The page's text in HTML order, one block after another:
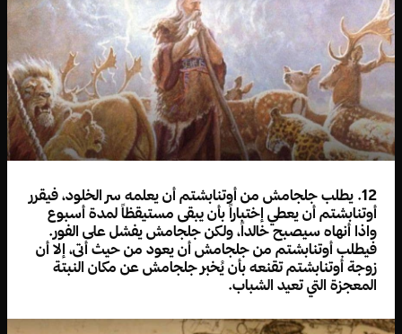
12. يطلب جلجامش من أوتنابشتم أن يعلمه سر الخلود، فيقرر
أوتنابشتم أن يعطي إختباراً بأن يبقى مستيقظاً لمدة أسبوع
واذا أنهاه سيصبح خالداً، ولكن جلجامش يفشل على الفور.
فيطلب أوتنابشتم من جلجامش أن يعود من حيث أتى، إلا أن
زوجة أوتنابشتم تقنعه بأن يُخبر جلجامش عن مكان النبتة
المعجزة التي تعيد الشباب.